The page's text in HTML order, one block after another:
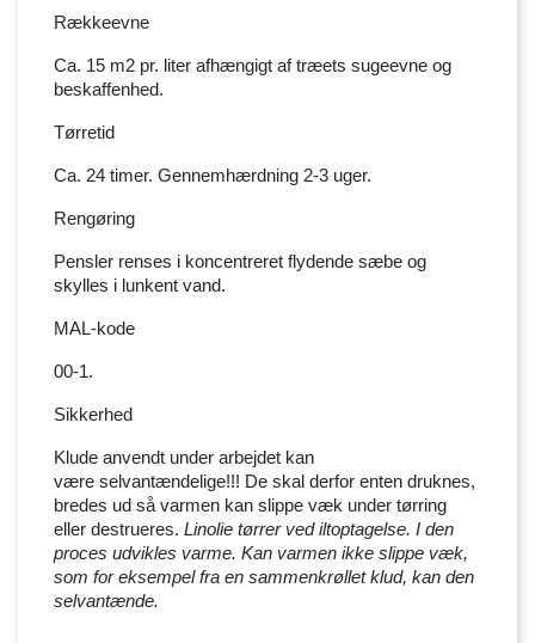
Rækkeevne
Ca. 15 m2 pr. liter afhængigt af træets sugeevne og
beskaffenhed.
Tørretid
Ca. 24 timer. Gennemhærdning 2-3 uger.
Rengøring
Pensler renses i koncentreret flydende sæbe og
skylles i lunkent vand.
MAL-kode
00-1.
Sikkerhed
Klude anvendt under arbejdet kan
være selvantændelige!!! De skal derfor enten druknes,
bredes ud så varmen kan slippe væk under tørring
eller destrueres. Linolie tørrer ved iltoptagelse. I den
proces udvikles varme. Kan varmen ikke slippe væk,
som for eksempel fra en sammenkrøllet klud, kan den
selvantænde.